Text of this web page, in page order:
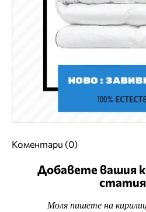
Коментари (0)
Добавете вашия
Моля пишете на